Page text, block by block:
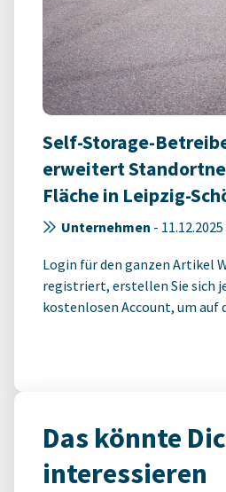
Self-Storage-
erweitert
Fläche in Leipzig-
Unternehmen - 11.12.2025
Login für den ganzen Artikel
registriert, erstellen Sie sich
kostenlosen Account, um auf
Das könnte
interessieren